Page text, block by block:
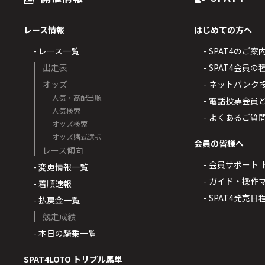
レース情報
- レース一覧
出走表
オッズ
人気・高配当順
人気検索
オッズ検索
オッズ賭式選択
レース傾向
- 変更情報一覧
- 着順速報
- 払戻金一覧
競走成績
- 本日の騎乗一覧
SPAT4LOTO トリプル馬単
はじめての方へ
- SPAT4のご案
- SPAT4会員の
- ネットバンク
- 電話投票会員
- よくあるご質
会員の皆様へ
- 会員サポート
- ガイド・操作
- SPAT4発売日